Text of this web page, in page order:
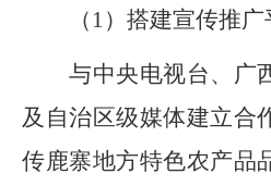
（ 1）搭建宣传推广
与中央电视台、广
及自治区级媒体建立合
传鹿寨地方特色农产品